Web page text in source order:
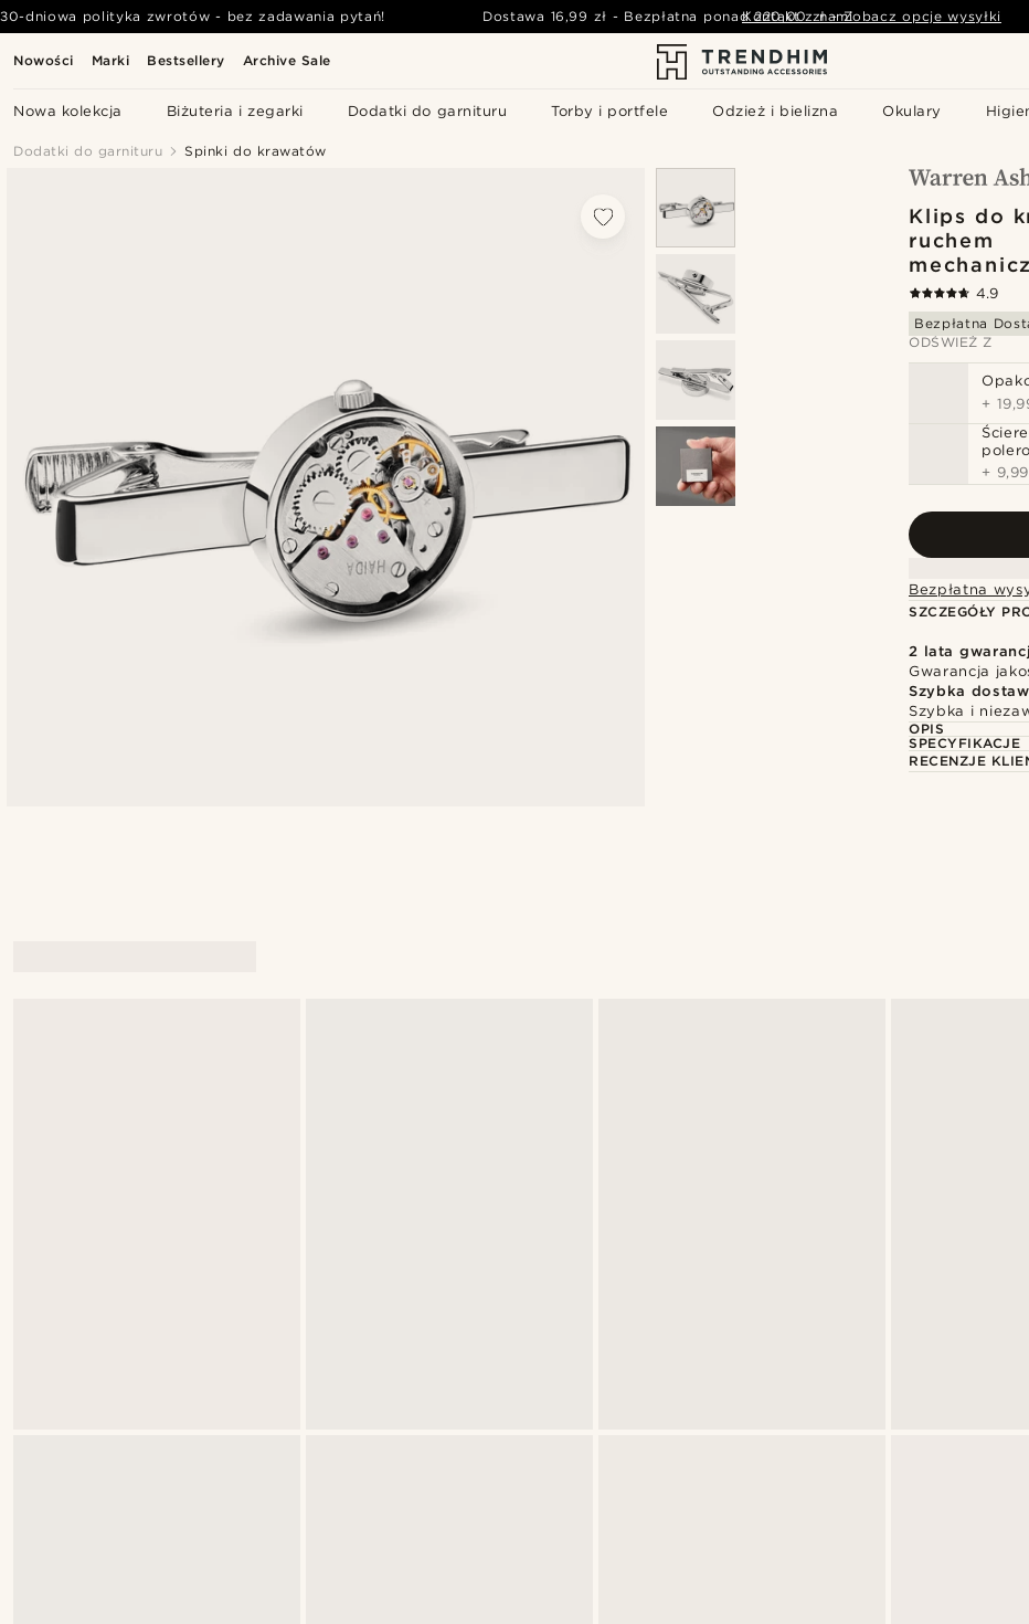
Nowości Marki Bestsellery Archive Sale
Nowa kolekcja Biżuteria i zegarki Dodatki do garnituru Torby i portfele Odzież i bielizna Okulary
30-dniowa polityka zwrotów - bez zadawania pytań! Dostawa 16,99 zł - Bezpłatna ponad 220,00 zł - Zobacz opcje wysyłki
Kontakt z nami
Dodatki do garnituru Spinki do krawatów
Klips do
ruchem
4.9
Bezpłatna
ODŚWIEŻ Z
+
+
Bezpłatna
SZCZEGÓŁY
2 lata
Gwarancja
Szybka
Szybka i
OPIS
SPECYFIKACJE
RECENZJE